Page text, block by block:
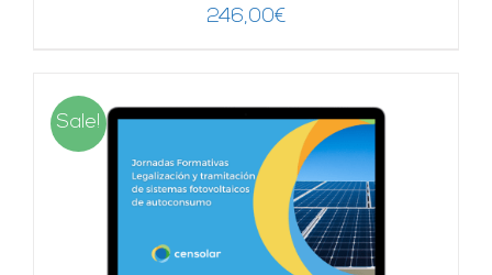
246,00€
Sale!